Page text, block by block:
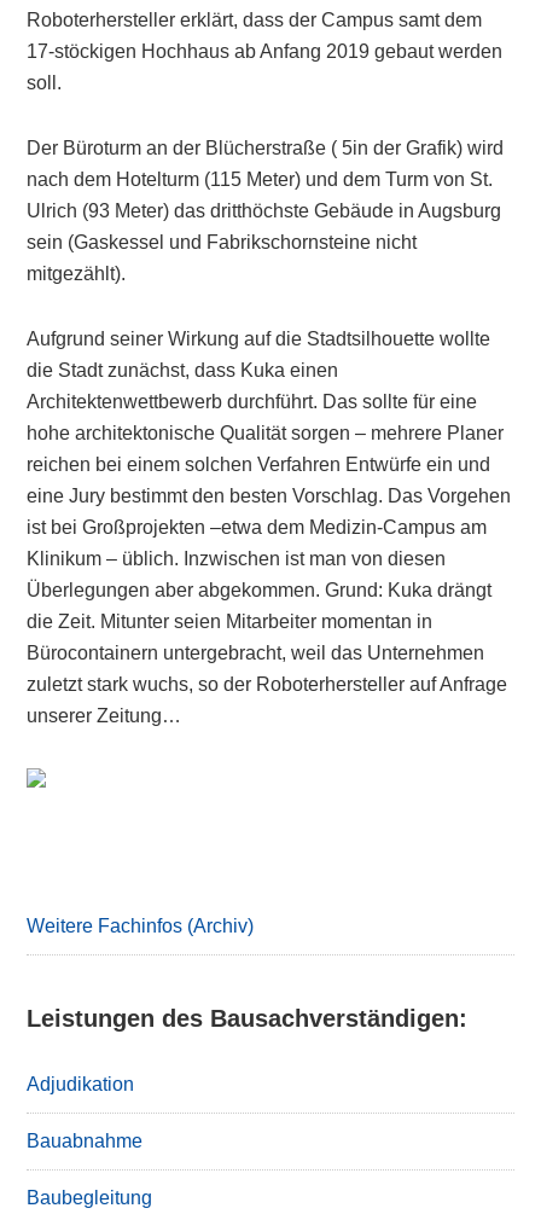
Roboterhersteller erklärt, dass der Campus samt dem
17-stöckigen Hochhaus ab Anfang 2019 gebaut werden
soll.
Der Büroturm an der Blücherstraße ( 5in der Grafik) wird
nach dem Hotelturm (115 Meter) und dem Turm von St.
Ulrich (93 Meter) das dritthöchste Gebäude in Augsburg
sein (Gaskessel und Fabrikschornsteine nicht
mitgezählt).
Aufgrund seiner Wirkung auf die Stadtsilhouette wollte
die Stadt zunächst, dass Kuka einen
Architektenwettbewerb durchführt. Das sollte für eine
hohe architektonische Qualität sorgen – mehrere Planer
reichen bei einem solchen Verfahren Entwürfe ein und
eine Jury bestimmt den besten Vorschlag. Das Vorgehen
ist bei Großprojekten –etwa dem Medizin-Campus am
Klinikum – üblich. Inzwischen ist man von diesen
Überlegungen aber abgekommen. Grund: Kuka drängt
die Zeit. Mitunter seien Mitarbeiter momentan in
Bürocontainern untergebracht, weil das Unternehmen
zuletzt stark wuchs, so der Roboterhersteller auf Anfrage
unserer Zeitung…
Weitere Fachinfos (Archiv)
Leistungen des Bausachverständigen:
Adjudikation
Bauabnahme
Baubegleitung